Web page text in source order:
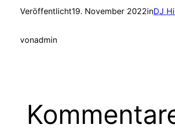
Veröffentlicht19. November 2022inDJ
vonadmin